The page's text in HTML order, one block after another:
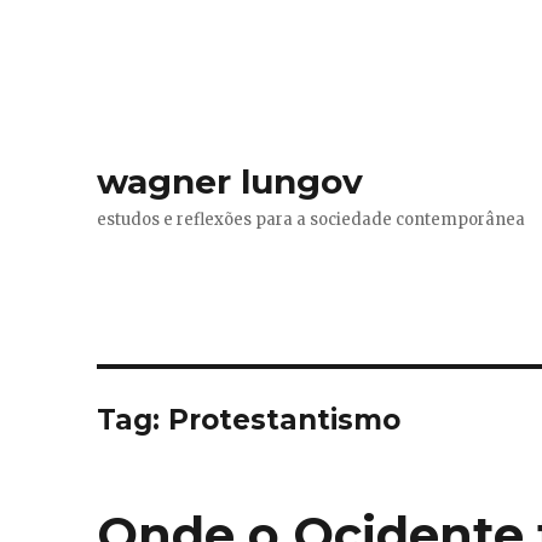
wagner lungov
estudos e reflexões para a sociedade contemporânea
Tag: Protestantismo